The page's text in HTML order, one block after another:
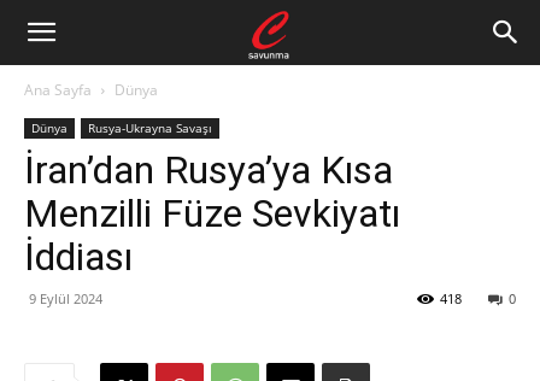
Ana Sayfa Dünya
Dünya Rusya-Ukrayna Savaşı
İran’dan Rusya’ya Kısa
Menzilli Füze Sevkiyatı
İddiası
9 Eylül 2024 0
418